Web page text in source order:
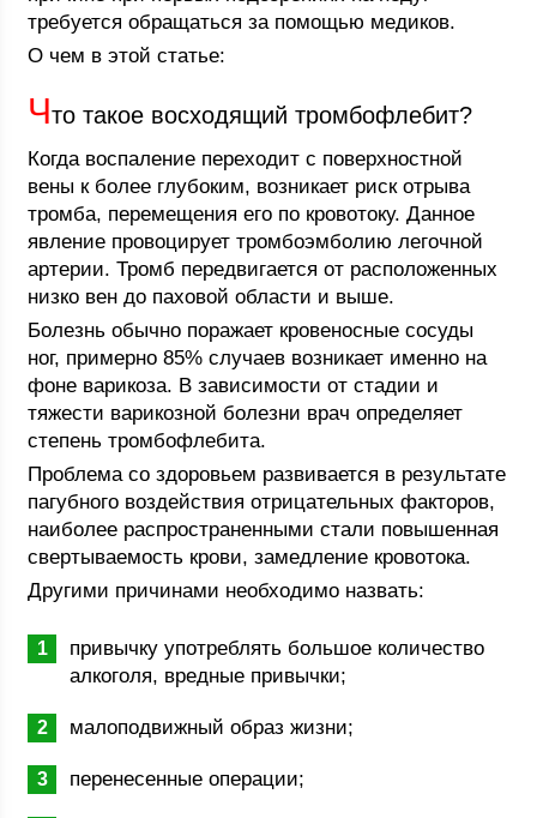
требуется обращаться за помощью медиков.
О чем в этой статье:
Что такое восходящий тромбофлебит?
Когда воспаление переходит с поверхностной
вены к более глубоким, возникает риск отрыва
тромба, перемещения его по кровотоку. Данное
явление провоцирует тромбоэмболию легочной
артерии. Тромб передвигается от расположенных
низко вен до паховой области и выше.
Болезнь обычно поражает кровеносные сосуды
ног, примерно 85% случаев возникает именно на
фоне варикоза. В зависимости от стадии и
тяжести варикозной болезни врач определяет
степень тромбофлебита.
Проблема со здоровьем развивается в результате
пагубного воздействия отрицательных факторов,
наиболее распространенными стали повышенная
свертываемость крови, замедление кровотока.
Другими причинами необходимо назвать:
привычку употреблять большое количество
алкоголя, вредные привычки;
малоподвижный образ жизни;
перенесенные операции;